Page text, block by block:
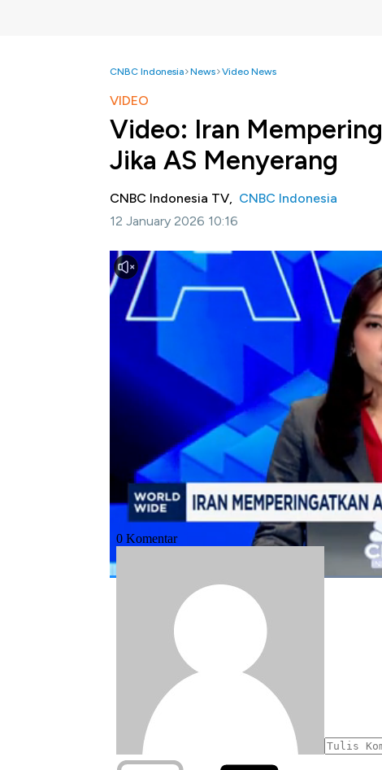
CNBC Indonesia News Video News
VIDEO
Video: Iran
Jika AS Menyerang
CNBC Indonesia TV, CNBC Indonesia
12 January 2026 10:16
Jakarta, CNBC Indonesia -Iran telah
oleh AS, di tengah para aktivis melaporkan
penindasan pemerintah yang semakin
Selengkapnya dalam program Squawk Box
#iran #as #unjuk rasa #demo